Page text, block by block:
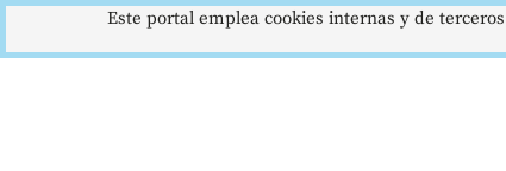
Este portal emplea cookies internas y de